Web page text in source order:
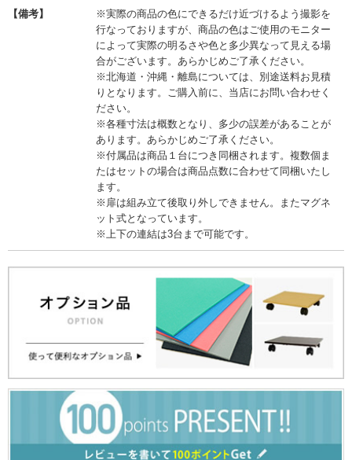
【備考】
※実際の商品の色にできるだけ近づけるよう撮影を
行なっておりますが、商品の色はご使用のモニター
によって実際の明るさや色と多少異なって見える場
合がございます。あらかじめご了承ください。
※北海道・沖縄・離島については、別途送料お見積
りとなります。ご購入前に、当店にお問い合わせく
ださい。
※各種寸法は概数となり、多少の誤差があることが
あります。あらかじめご了承ください。
※付属品は商品１台につき同梱されます。複数個ま
たはセットの場合は商品点数に合わせて同梱いたし
ます。
※扉は組み立て後取り外しできません。またマグネ
ット式となっています。
※上下の連結は3台まで可能です。